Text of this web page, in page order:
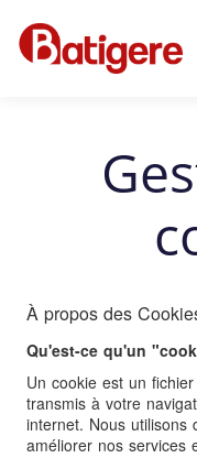
À propos des
Qu'est-ce qu'un
Un cookie est un
transmis à votre
internet. Nous utilisons
améliorer nos services